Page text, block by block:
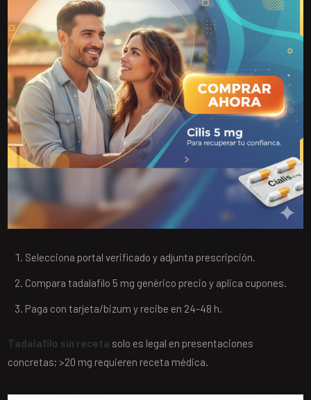
Selecciona portal verificado y adjunta prescripción.
Compara tadalafilo 5 mg genérico precio y aplica cupones.
Paga con tarjeta/bizum y recibe en 24-48 h.
Tadalafilo sin receta solo es legal en presentaciones
concretas; >20 mg requieren receta médica.